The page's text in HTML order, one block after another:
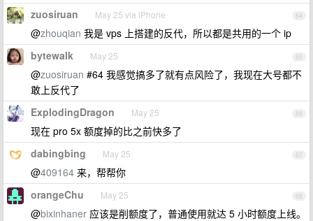
64
zuosiruan May 25 via iPhone
@zhouqian 我是 vps 上搭建的反代，所以都是共用的一个 ip
65
bytewalk May 25
@zuosiruan #64 我感觉搞多了就有点风险了，我现在大号都不
敢上反代了
66
ExplodingDragon May 25
现在 pro 5x 额度掉的比之前快多了
67
dabingbing May 25
@409164 来，帮帮你
68
orangeChu May 25
@bixinhaner 应该是削额度了，普通使用就达 5 小时额度上线。